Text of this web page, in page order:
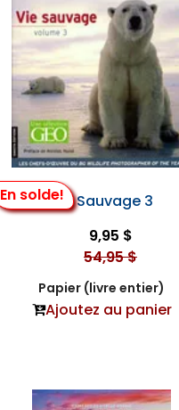
En solde!Vie Sauvage 3
9,95 $
54,95 $
Papier (livre entier)
Ajoutez au panier